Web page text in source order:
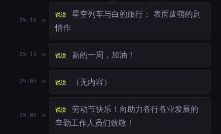
05-15
说说
星空列车与白的旅行： 表面废萌的剧
情作
05-13 说说 新的一周，加油！
05-04 说说 （无内容）
05-01
说说
劳动节快乐！向助力各行各业发展的
辛勤工作人员们致敬！